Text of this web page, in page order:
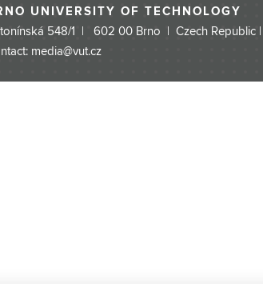
UNIVERSITY OF TECHNOLOGY
548/1 | 602 00 Brno | Czech Republic |
media@vut.cz